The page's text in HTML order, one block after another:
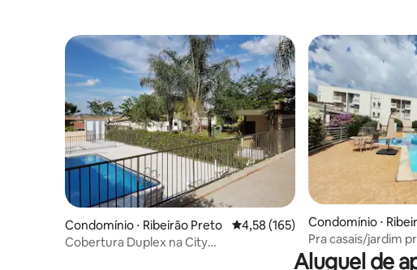
Condomínio ⋅ Ribeirão Preto 4,58 de uma avaliação média de
4,58 (165)
Cobertura Duplex na City
Condomínio ⋅
Pra casais/jardim
Shopping
Aluguel de